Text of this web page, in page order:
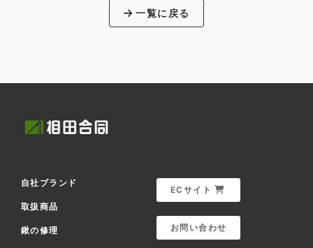
一覧に戻る
自社ブランド
取扱商品
鍬の修理
ECサイト
お問い合わせ